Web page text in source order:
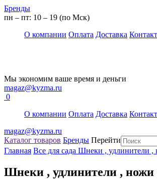
Бренды
пн – пт: 10 – 19 (по Мск)
О компании Оплата Доставка
Мы экономим ваше время и деньги
magaz@kyzma.ru
0
О компании Оплата Доставка
magaz@kyzma.ru
Каталог товаров Бренды Перейти
Главная Все для сада Шнеки , удлинители ,
Шнеки , удлинители , ножи